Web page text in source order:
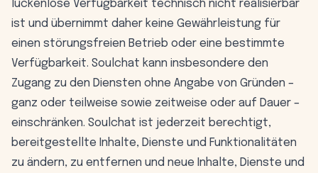
lückenlose Verfügbarkeit technisch nicht realisierbar
ist und übernimmt daher keine Gewährleistung für
einen störungsfreien Betrieb oder eine bestimmte
Verfügbarkeit. Soulchat kann insbesondere den
Zugang zu den Diensten ohne Angabe von Gründen –
ganz oder teilweise sowie zeitweise oder auf Dauer –
einschränken. Soulchat ist jederzeit berechtigt,
bereitgestellte Inhalte, Dienste und Funktionalitäten
zu ändern, zu entfernen und neue Inhalte, Dienste und